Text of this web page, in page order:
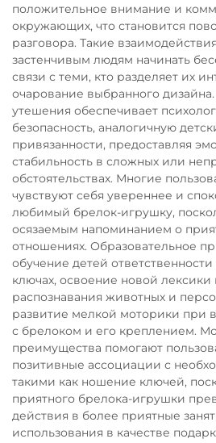
положительное внимание и
окружающих, что становится
разговора. Такие
застенчивым людям начинать
связи с теми, кто разделяет их
очарование выбранного
утешения обеспечивает
безопасность, аналогичную
привязанности, предоставляя
стабильность в сложных или
обстоятельствах. Многие
чувствуют себя увереннее и
любимый брелок-игрушку,
осязаемым напоминанием о
отношениях. Образовательное
обучение детей ответственности
ключах, освоение новой лексики
распознавания животных и
развитие мелкой моторики при
с брелоком и его креплением.
преимущества помогают
позитивные ассоциации с
такими как ношение ключей,
приятного брелока-игрушки
действия в более приятные
использования в качестве